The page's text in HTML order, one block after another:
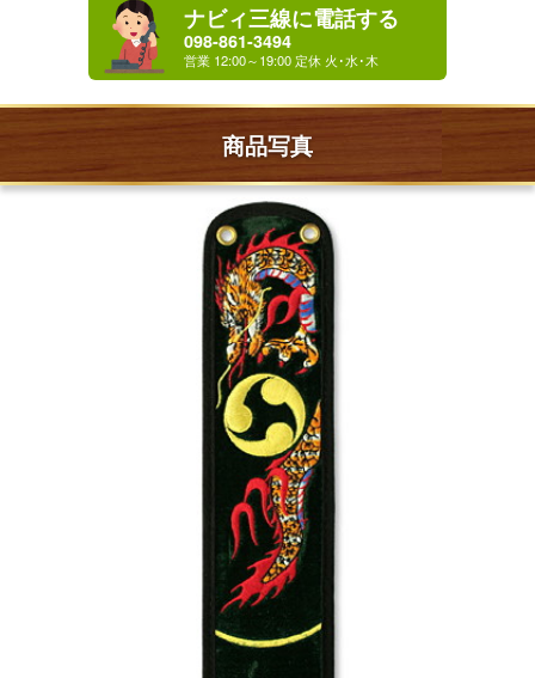
ナビィ三線に電話する
098-861-3494
商品写真